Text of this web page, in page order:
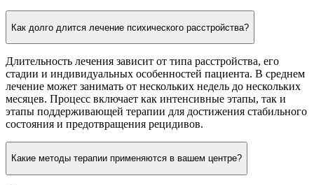
Как долго длится лечение психического расстройства?
Длительность лечения зависит от типа расстройства, его
стадии и индивидуальных особенностей пациента. В среднем
лечение может занимать от нескольких недель до нескольких
месяцев. Процесс включает как интенсивные этапы, так и
этапы поддерживающей терапии для достижения стабильного
состояния и предотвращения рецидивов.
Какие методы терапии применяются в вашем центре?